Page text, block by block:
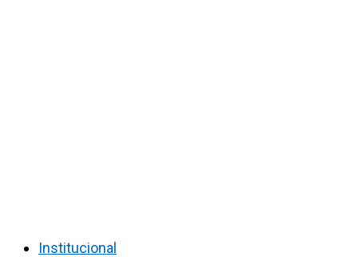
Institucional